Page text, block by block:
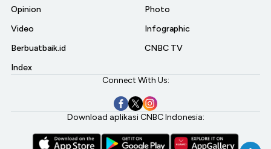
Opinion
Video
Berbuatbaik.id
Index
Photo
Infographic
CNBC TV
Connect With Us:
Download aplikasi CNBC Indonesia: